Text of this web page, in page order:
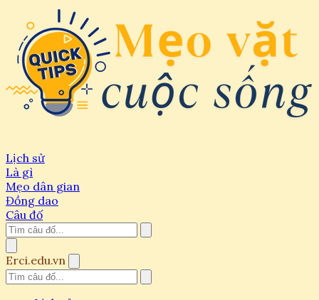
Lịch sử
Là gì
Mẹo dân gian
Đồng dao
Câu đố
Erci.edu.vn